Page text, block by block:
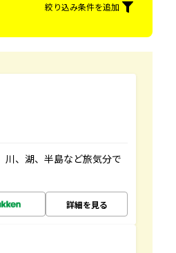
絞り込み条件を追加
川、湖、半島など旅気分で
詳細を見る